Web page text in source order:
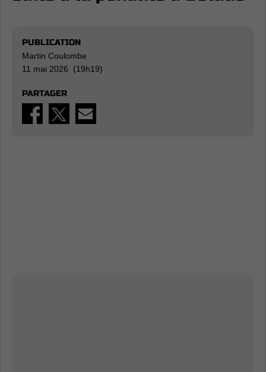
PUBLICATION
Martin Coulombe
11 mai 2026 (19h19)
PARTAGER